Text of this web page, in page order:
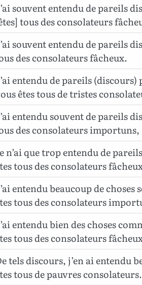
souvent entendu de pareils
tous des consolateurs
souvent entendu de pareils
des consolateurs fâcheux.
entendu de pareils
êtes tous de tristes
entendu souvent de pareils
des consolateurs importuns,
n’ai que trop entendu de
tous des consolateurs
entendu beaucoup de choses
tous des consolateurs
entendu bien des choses
tous des consolateurs
tels discours, j’en ai entendu
tous de pauvres consolateurs.